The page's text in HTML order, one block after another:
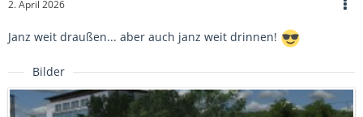
2. April 2026
Janz weit draußen... aber auch janz weit drinnen!
Bilder